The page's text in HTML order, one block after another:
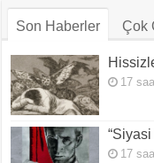
Son Haberler Çok
17
“Siyasi
17